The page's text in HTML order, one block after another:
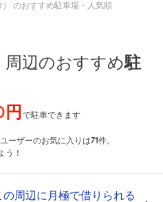
のおすすめ駐車場・人気順
周辺のおすすめ駐
円で駐車できます
ーザーのお気に入りは71件。
う！
の周辺に月極で借りられる